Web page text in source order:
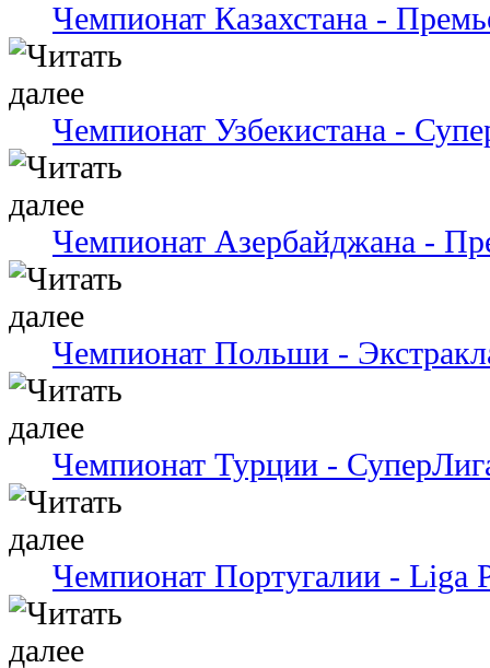
Чемпионат Казахстана -
Чемпионат Узбекистана -
Чемпионат Азербайджана -
Чемпионат Польши -
Чемпионат Турции -
Чемпионат Португалии - Liga